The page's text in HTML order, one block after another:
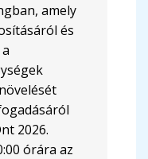
amely
és
2026.
órára az